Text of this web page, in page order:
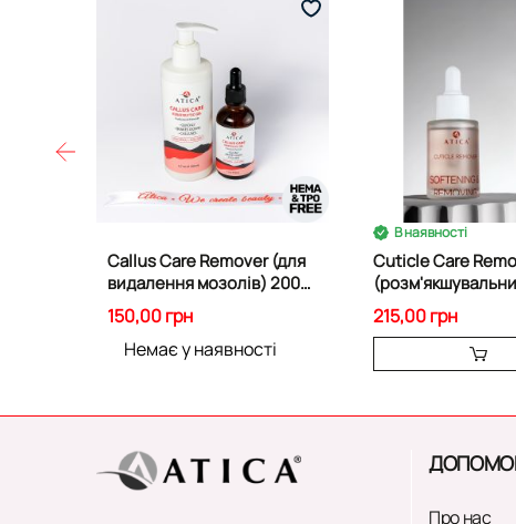
Callus Care Remover (для
видалення мозолів) 200
мл 85388
150,00 грн
Немає у наявності
В наявності
Cuticle Сare Remover
для кутикули) 30
215,00 грн
Про нас